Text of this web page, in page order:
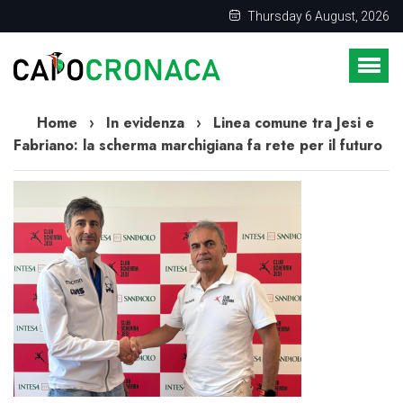
Thursday 6 August, 2026
Home › In evidenza ›
Linea comune tra Jesi e
Fabriano: la scherma marchigiana fa rete per il futuro